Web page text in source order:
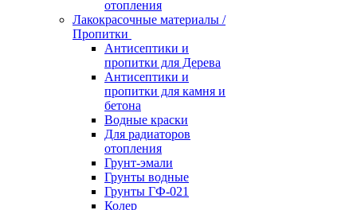
отопления
Лакокрасочные материалы /
Пропитки
Антисептики и
пропитки для Дерева
Антисептики и
пропитки для камня и
бетона
Водные краски
Для радиаторов
отопления
Грунт-эмали
Грунты водные
Грунты ГФ-021
Колер